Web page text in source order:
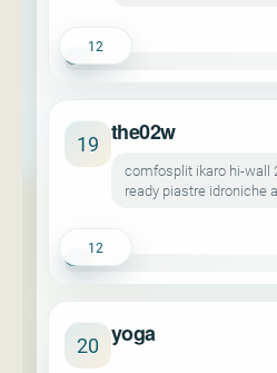
12
19 the02w
comfosplit ikaro hi-wall
ready piastre idroniche
12
20 yoga